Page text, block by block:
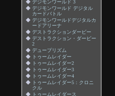
◆ デジモンワールド 3
◆ デジモンワールド デジタル
カードバトル
◆ デジモンワールドデジタルカ
ードアリーナ
◆ デストラクションダービー
◆ デストラクション・ダービー
2
◆ デュープリズム
◆ トゥームレイダー
◆ トゥームレイダー2
◆ トゥームレイダー3
◆ トゥームレイダー4
◆ トゥームレイダー5：クロニ
クル
◆ トゥームレイダース